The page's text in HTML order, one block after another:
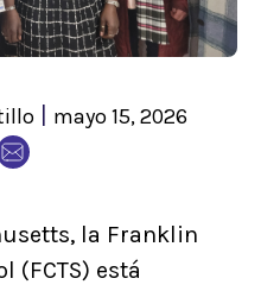
mayo 15, 2026
la Franklin
(FCTS) está